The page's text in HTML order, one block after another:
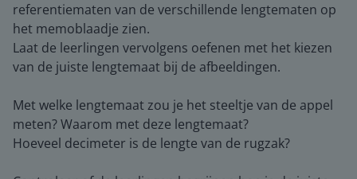
referentiematen van de verschillende lengtematen op
het memoblaadje zien.
Laat de leerlingen vervolgens oefenen met het kiezen
van de juiste lengtemaat bij de afbeeldingen.
Met welke lengtemaat zou je het steeltje van de appel
meten? Waarom met deze lengtemaat?
Hoeveel decimeter is de lengte van de rugzak?